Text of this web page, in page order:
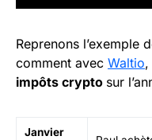
Reprenons l’exemple
comment avec Waltio,
impôts crypto sur
Janvier